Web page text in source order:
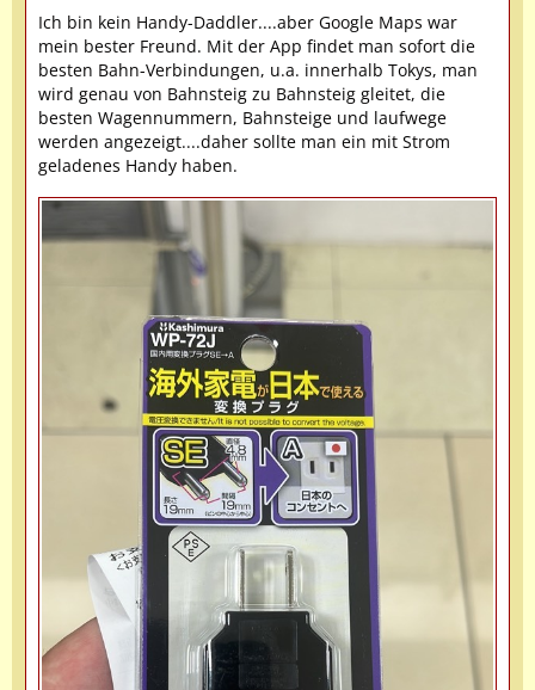
Ich bin kein Handy-Daddler....aber Google Maps war
mein bester Freund. Mit der App findet man sofort die
besten Bahn-Verbindungen, u.a. innerhalb Tokys, man
wird genau von Bahnsteig zu Bahnsteig gleitet, die
besten Wagennummern, Bahnsteige und laufwege
werden angezeigt....daher sollte man ein mit Strom
geladenes Handy haben.